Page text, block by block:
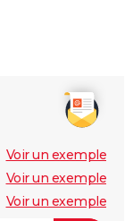
Voir un exemple
Voir un exemple
Voir un exemple